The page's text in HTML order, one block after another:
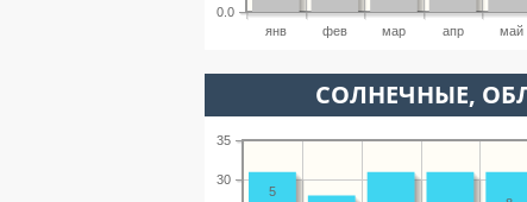
янв фев мар апр май
0.0
CОЛНЕЧНЫЕ,
30
35
5